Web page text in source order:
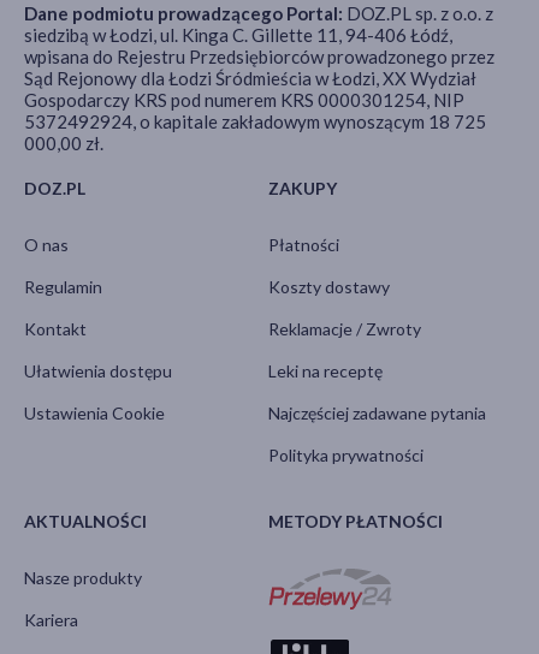
DOZ.PL
O nas
Regulamin
Kontakt
Ułatwienia dostępu
Ustawienia Cookie
ZAKUPY
Płatności
Koszty dostawy
Reklamacje / Zwroty
Leki na receptę
Najczęściej zadawane pytania
Polityka prywatności
AKTUALNOŚCI
Nasze produkty
Kariera
METODY PŁATNOŚCI
Dane podmiotu prowadzącego Portal: DOZ.PL sp. z o.o. z
siedzibą w Łodzi, ul. Kinga C. Gillette 11, 94-406 Łódź,
wpisana do Rejestru Przedsiębiorców prowadzonego przez
Sąd Rejonowy dla Łodzi Śródmieścia w Łodzi, XX Wydział
Gospodarczy KRS pod numerem KRS 0000301254, NIP
5372492924, o kapitale zakładowym wynoszącym 18 725
000,00 zł.